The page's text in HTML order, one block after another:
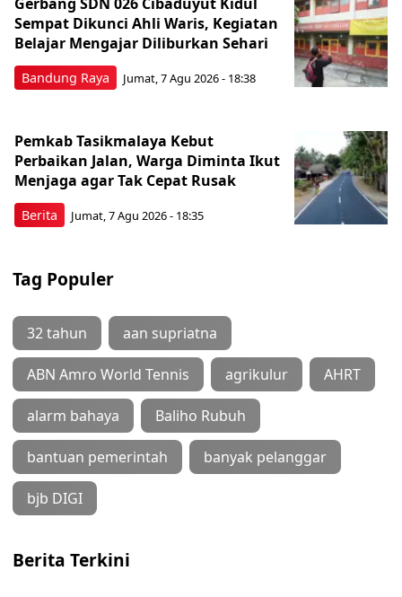
Bandung Raya
Sempat Dikunci Ahli Waris, Kegiatan
Belajar Mengajar Diliburkan Sehari
Jumat, 7 Agu 2026 - 18:38
Berita
Pemkab Tasikmalaya Kebut
Perbaikan Jalan, Warga Diminta Ikut
Menjaga agar Tak Cepat Rusak
Jumat, 7 Agu 2026 - 18:35
Tag Populer
32 tahun aan supriatna
ABN Amro World Tennis agrikulur AHRT
alarm bahaya Baliho Rubuh
bantuan pemerintah banyak pelanggar
bjb DIGI
Berita Terkini